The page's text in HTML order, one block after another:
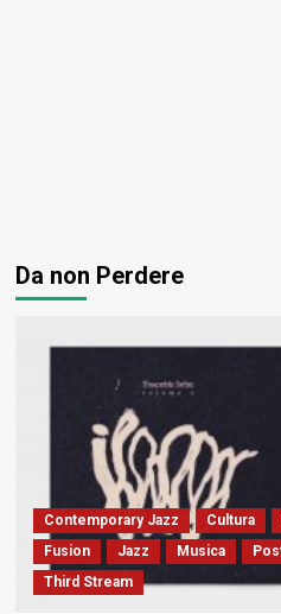
Da non Perdere
Contemporary Jazz Cultura
Fusion
Jazz Musica
Third Stream